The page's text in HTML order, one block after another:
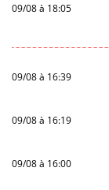
09/08 à 18:05
09/08 à 16:39
09/08 à 16:19
09/08 à 16:00